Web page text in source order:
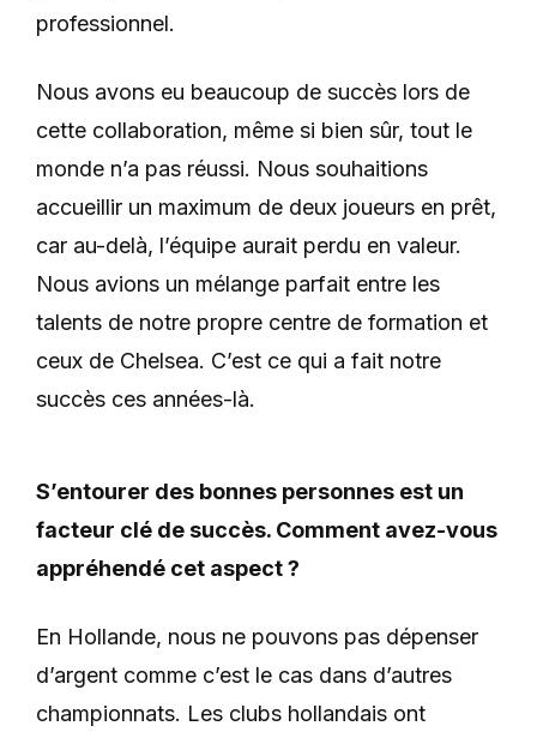
professionnel.
Nous avons eu beaucoup de succès lors de
cette collaboration, même si bien sûr, tout le
monde n’a pas réussi. Nous souhaitions
accueillir un maximum de deux joueurs en prêt,
car au-delà, l’équipe aurait perdu en valeur.
Nous avions un mélange parfait entre les
talents de notre propre centre de formation et
ceux de Chelsea. C’est ce qui a fait notre
succès ces années-là.
S’entourer des bonnes personnes est un
facteur clé de succès. Comment avez-vous
appréhendé cet aspect ?
En Hollande, nous ne pouvons pas dépenser
d’argent comme c’est le cas dans d’autres
championnats. Les clubs hollandais ont